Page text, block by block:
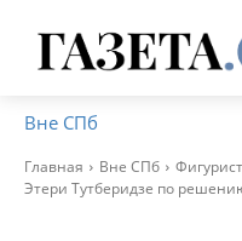
Вне СПб
Главная Вне СПб
Этери Тутберидзе по